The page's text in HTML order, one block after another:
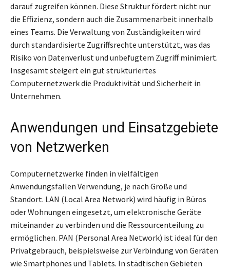
darauf zugreifen können. Diese Struktur fördert nicht nur
die Effizienz, sondern auch die Zusammenarbeit innerhalb
eines Teams. Die Verwaltung von Zuständigkeiten wird
durch standardisierte Zugriffsrechte unterstützt, was das
Risiko von Datenverlust und unbefugtem Zugriff minimiert.
Insgesamt steigert ein gut strukturiertes
Computernetzwerk die Produktivität und Sicherheit in
Unternehmen.
Anwendungen und Einsatzgebiete
von Netzwerken
Computernetzwerke finden in vielfältigen
Anwendungsfällen Verwendung, je nach Größe und
Standort. LAN (Local Area Network) wird häufig in Büros
oder Wohnungen eingesetzt, um elektronische Geräte
miteinander zu verbinden und die Ressourcenteilung zu
ermöglichen. PAN (Personal Area Network) ist ideal für den
Privatgebrauch, beispielsweise zur Verbindung von Geräten
wie Smartphones und Tablets. In städtischen Gebieten